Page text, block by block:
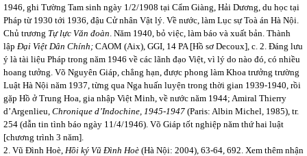
1946, ghi Tường Tam sinh ngày 1/2/1908 tại Cẩm Giàng, Hải Dương, du học tại
Pháp từ 1930 tới 1936, đậu Cử nhân Vật lý. Về nước, làm Lục sự Toà án Hà Nội.
Chủ trương Tự lực Văn đoàn. Năm 1940, bỏ việc, làm báo và xuất bản. Thành
lập Đại Việt Dân Chính; CAOM (Aix), GGI, 14 PA [Hồ sơ Decoux], c. 2. Đáng lưu
ý là tài liệu Pháp trong năm 1946 về các lãnh đạo Việt, vì lý do nào đó, có nhiều
hoang tưởng. Võ Nguyên Giáp, chẳng hạn, được phong làm Khoa trưởng trường
Luật Hà Nội năm 1937, từng qua Nga huấn luyện trong thời gian 1939-1940, rồi
gặp Hồ ở Trung Hoa, gia nhập Việt Minh, về nước năm 1944; Amiral Thierry
d’Argenlieu, Chronique d’Indochine, 1945-1947 (Paris: Albin Michel, 1985), tr.
254 (dẫn tin tình báo ngày 11/4/1946). Võ Giáp tốt nghiệp năm thứ hai luật
[chương trình 3 năm].
2. Vũ Đình Hoè, Hồi ký Vũ Đình Hoè (Hà Nội: 2004), 63-64, 692. Xem thêm nhận